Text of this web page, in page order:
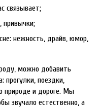
связывает;
нежность, драйв, юмор,
можно добавить
прогулки, поездки,
природе и дороге. Мы
звучало естественно, а